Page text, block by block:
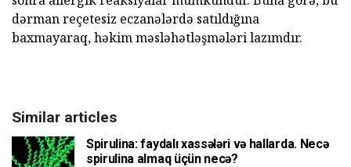
dərman reçetesiz eczanələrdə satıldığına
baxmayaraq, həkim məsləhətləşmələri lazımdır.
Similar articles
Spirulina: faydalı xassələri və hallarda. Necə
spirulina almaq üçün necə?